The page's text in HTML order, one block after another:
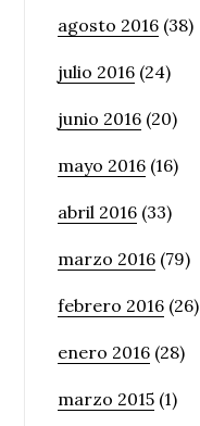
agosto 2016 (38)
julio 2016 (24)
junio 2016 (20)
mayo 2016 (16)
abril 2016 (33)
marzo 2016 (79)
febrero 2016 (26)
enero 2016 (28)
marzo 2015 (1)